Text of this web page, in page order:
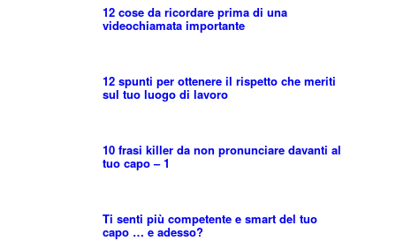
12 cose da ricordare prima di una
videochiamata importante
12 spunti per ottenere il rispetto che meriti
sul tuo luogo di lavoro
10 frasi killer da non pronunciare davanti al
tuo capo – 1
Ti senti più competente e smart del tuo
capo … e adesso?